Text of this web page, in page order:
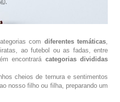
com diferentes temáticas
ao futebol ou as fadas, entre
encontrará categorias divididas
cheios de ternura e sentimentos
nosso filho ou filha, preparando um